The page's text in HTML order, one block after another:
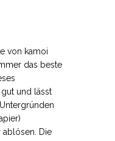
von kamoi
das beste
und lässt
Die